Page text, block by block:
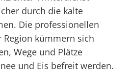
durch die kalte
Die professionellen
kümmern sich
Wege und Plätze
und Eis befreit werden.